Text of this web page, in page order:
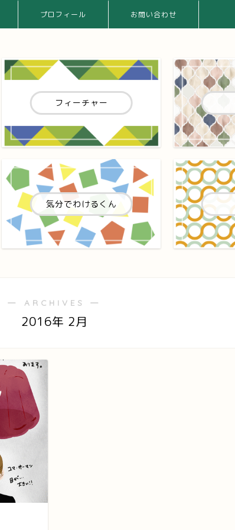
プロフィール お問い合わせ
フィーチャー
気分でわけるくん
― ARCHIVES ―
2016年 2月